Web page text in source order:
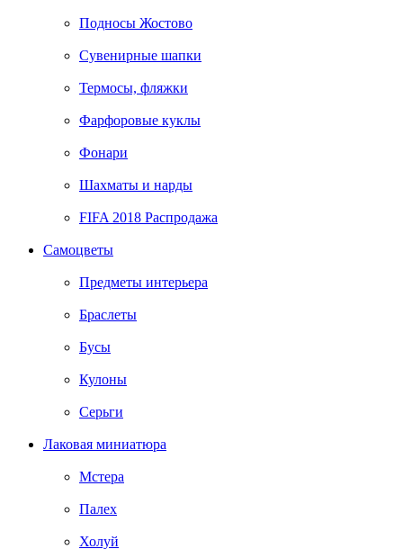
Подносы Жостово
Сувенирные шапки
Термосы, фляжки
Фарфоровые куклы
Фонари
Шахматы и нарды
FIFA 2018 Распродажа
Самоцветы
Предметы интерьера
Браслеты
Бусы
Кулоны
Серьги
Лаковая миниатюра
Мстера
Палех
Холуй